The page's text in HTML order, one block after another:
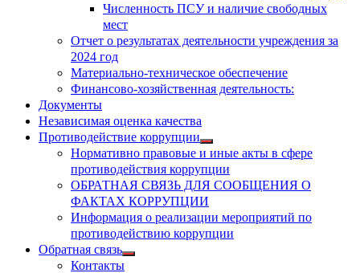
Численность ПСУ и наличие свободных
мест
Отчет о результатах деятельности учреждения за
2024 год
Материально-техническое обеспечение
Финансово-хозяйственная деятельность:
Документы
Независимая оценка качества
Противодействие коррупции
Показать
подменю
Нормативно правовые и иные акты в сфере
противодействия коррупции
ОБРАТНАЯ СВЯЗЬ ДЛЯ СООБЩЕНИЯ О
ФАКТАХ КОРРУПЦИИ
Информация о реализации мероприятий по
противодействию коррупции
Обратная связь
Показать
Контакты